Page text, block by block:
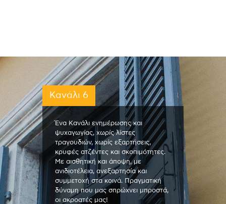
Κανάλι 6
Ένα Κανάλι ενημέρωσης και
ψυχαγωγίας, χωρίς λίστες
τραγουδιών, χωρίς εξαρτήσεις,
κρυφές ατζέντες και σκοπιμότητες.
Με αισθητική και άποψη, με
ανιδιοτέλεια, ανεξαρτησία και
συμμετοχή στα κοινά. Πραγματική
δύναμη που μας σπρώχνει μπροστά,
οι ακροατές μας!